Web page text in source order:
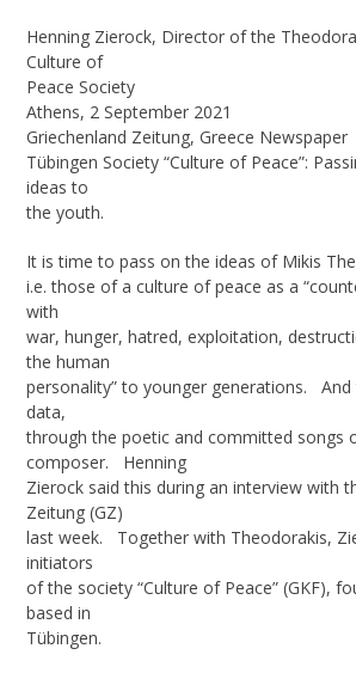
Henning Zierock, Director of the
Culture of
Peace Society
Athens, 2 September 2021
Griechenland Zeitung, Greece Newspaper
Tübingen Society “Culture of Peace”:
ideas to
the youth.
It is time to pass on the ideas of Mikis
i.e. those of a culture of peace as a
with
war, hunger, hatred, exploitation,
the human
personality” to younger generations.
data,
through the poetic and committed songs
composer. Henning
Zierock said this during an interview with
Zeitung (GZ)
last week. Together with Theodorakis,
initiators
of the society “Culture of Peace” (GKF),
based in
Tübingen.